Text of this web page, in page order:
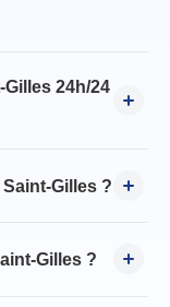
24h/24
Gilles ?
Gilles ?